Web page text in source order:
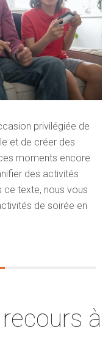
privilégiée de
et de créer des
moments encore
des activités
ce texte, nous vous
de soirée en
à